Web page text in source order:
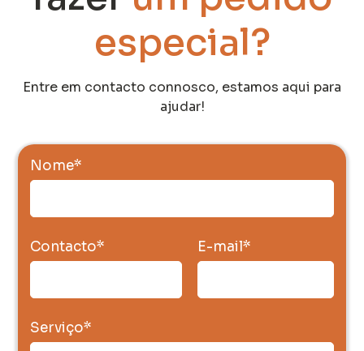
especial?
Entre em contacto connosco, estamos aqui para
ajudar!
Nome*
Contacto* E-mail*
Serviço*